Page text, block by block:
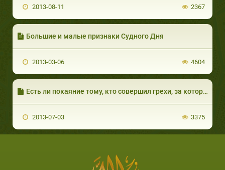
2013-08-11 2367
Большие и малые признаки Судного Дня
2013-03-06 4604
Есть ли покаяние тому, кто совершил грехи, за которые человека проклинают? Простит ли его Всевышний Аллах?
2013-07-03 3375